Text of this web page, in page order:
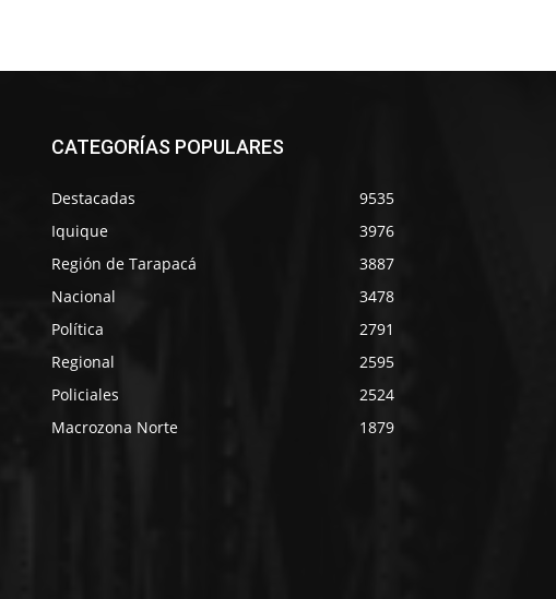
CATEGORÍAS POPULARES
Destacadas
9535
Iquique
3976
Región de Tarapacá
3887
Nacional
3478
Política
2791
Regional
2595
Policiales
2524
Macrozona Norte
1879